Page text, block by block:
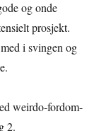
og onde
prosjekt.
i svingen og
weirdo-fordom-
2.